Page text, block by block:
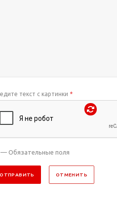
текст с картинки *
Обязательные поля
ОТПРАВИТЬ ОТМЕНИТЬ